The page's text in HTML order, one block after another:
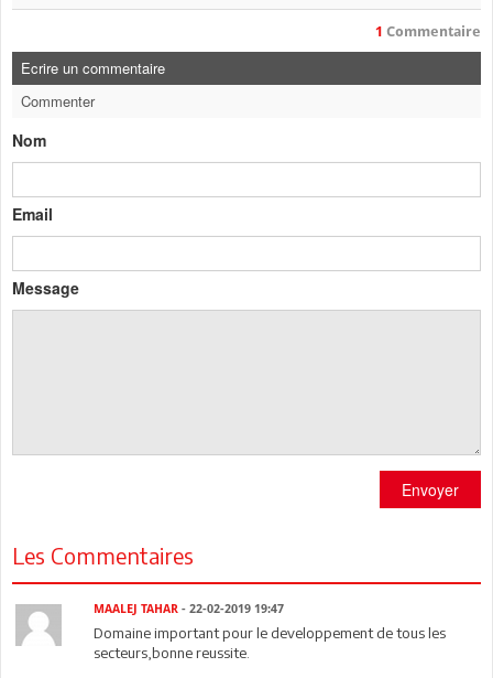
1 Commentaire
Ecrire un commentaire
Commenter
Nom
Email
Message
Envoyer
Les Commentaires
MAALEJ TAHAR - 22-02-2019 19:47
Domaine important pour le developpement de tous les
secteurs,bonne reussite.